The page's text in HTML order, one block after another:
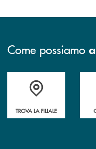
Come possiamo
Accedi all' elenco
TROVA LA FILIALE